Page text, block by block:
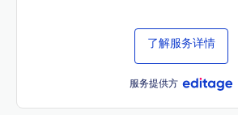
了解服务详情
服务提供方